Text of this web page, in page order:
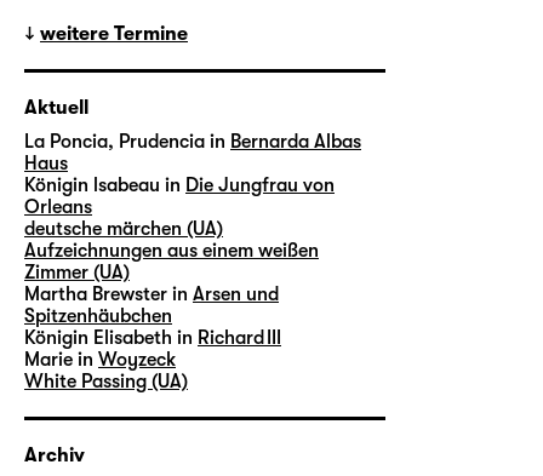
weitere Termine
Aktuell
La Poncia, Prudencia in Bernarda Albas
Haus
Königin lsabeau in Die Jungfrau von
Orleans
deutsche märchen (UA)
Aufzeichnungen aus einem weißen
Zimmer (UA)
Martha Brewster in Arsen und
Spitzenhäubchen
Königin Elisabeth in Richard III
Marie in Woyzeck
White Passing (UA)
Archiv